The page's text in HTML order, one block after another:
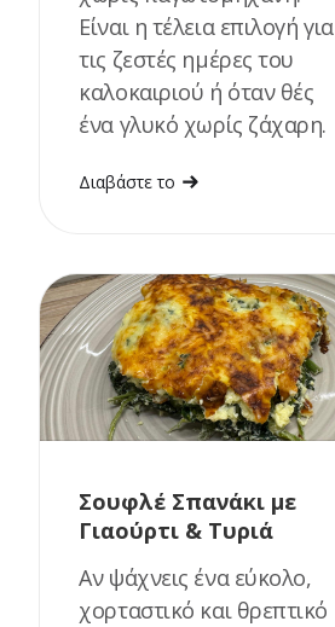
Είναι η τέλεια επιλογή για
τις ζεστές ημέρες του
καλοκαιριού ή όταν θές
ένα γλυκό χωρίς ζάχαρη.
Διαβάστε το
Σουφλέ Σπανάκι με
Γιαούρτι & Τυριά
Αν ψάχνεις ένα εύκολο,
χορταστικό και θρεπτικό